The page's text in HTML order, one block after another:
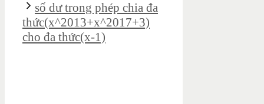
số dư trong phép chia đa
thức(x^2013+x^2017+3)
cho đa thức(x-1)